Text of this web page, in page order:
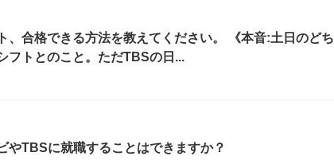
、合格できる方法を教えてください。 《本音:土日のどち
フトとのこと。ただTBSの日...
やTBSに就職することはできますか？